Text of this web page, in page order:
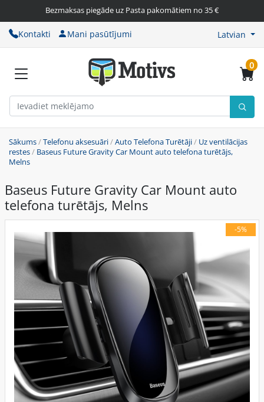
Bezmaksas piegāde uz Pasta pakomātiem no 35 €
Kontakti Mani pasūtījumi Latvian
0
Sākums/Telefonu aksesuāri/Auto Telefona Turētāji/ Uz ventilācijas
restes/ Baseus Future Gravity Car Mount auto telefona turētājs,
Melns
Baseus Future Gravity Car Mount auto
telefona turētājs, Melns
-5%